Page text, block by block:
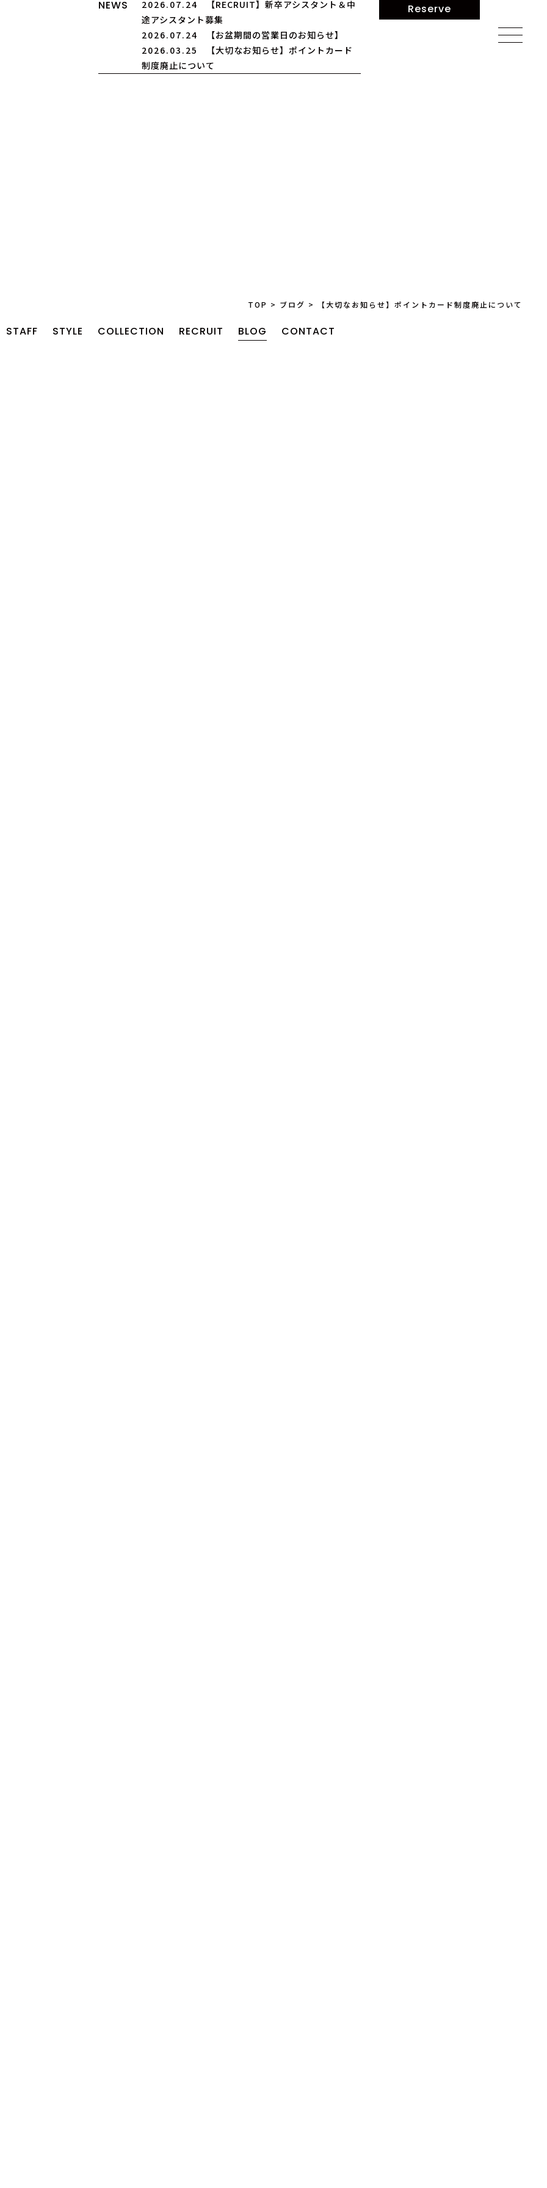
NEWS 2026.07.24
【RECRUIT】新卒アシスタント＆中
途アシスタント募集
2026.07.24
【お盆期間の営業日のお知らせ】
2026.03.25
【大切なお知らせ】ポイントカード
制度廃止について
Reserve
TOP > ブログ > 【大切なお知らせ】ポイントカード制度廃止について
STAFF STYLE COLLECTION RECRUIT BLOG CONTACT